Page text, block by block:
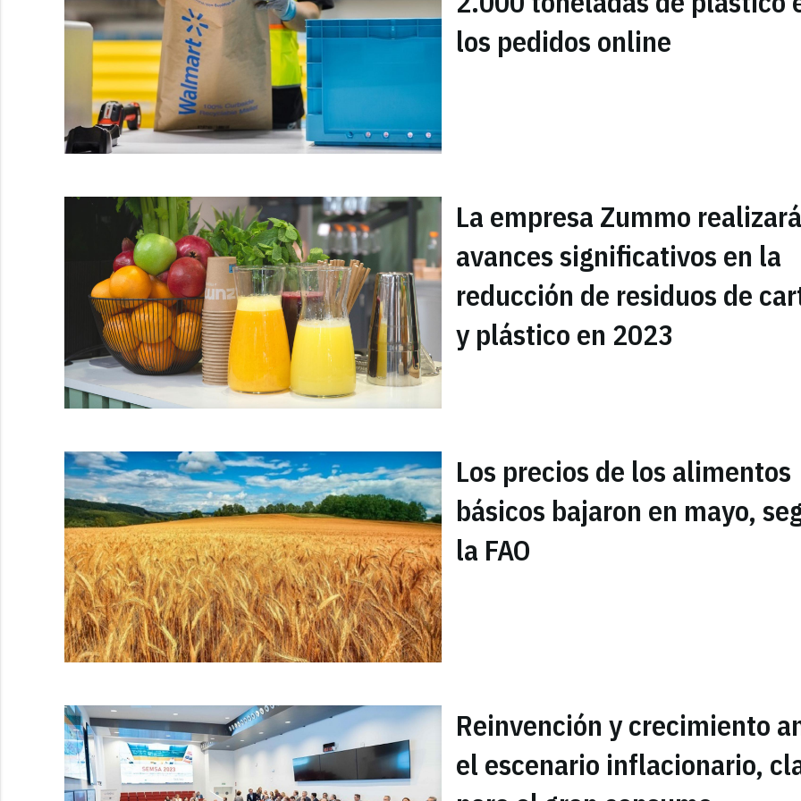
los pedidos online
La empresa Zummo realizará
avances significativos en la
reducción de residuos de
y plástico en 2023
Los precios de los alimentos
básicos bajaron en mayo,
la FAO
Reinvención y crecimiento
el escenario inflacionario,